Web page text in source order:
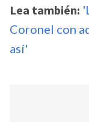
Lea también:
Coronel con
así'